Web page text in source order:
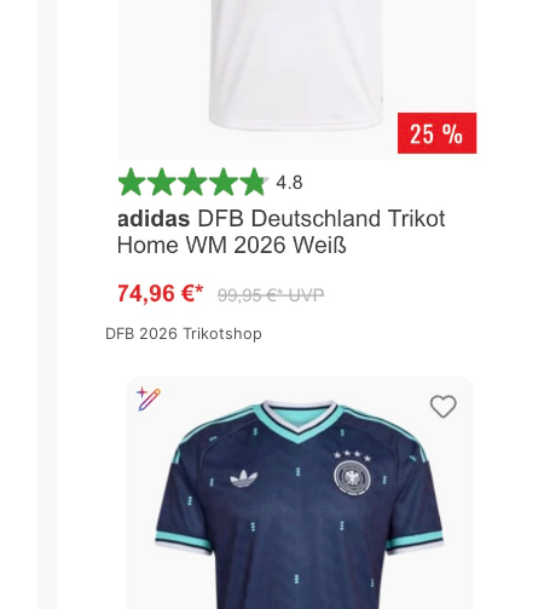
DFB 2026 Trikotshop